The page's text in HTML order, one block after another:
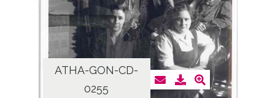
ATHA-GON-CD-
0255